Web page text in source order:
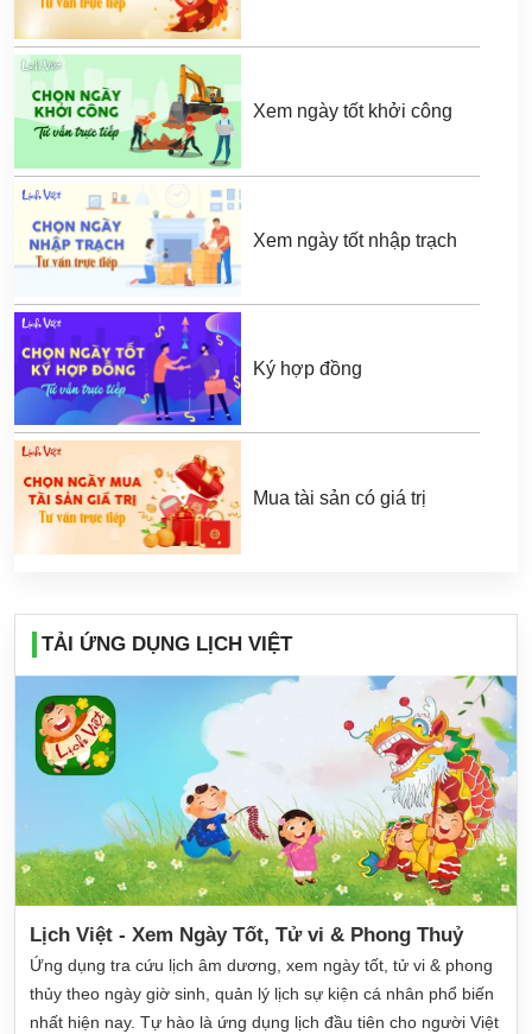
Xem ngày tốt khởi công
Xem ngày tốt nhập trạch
Ký hợp đồng
Mua tài sản có giá trị
TẢI ỨNG DỤNG LỊCH VIỆT
Lịch Việt - Xem Ngày Tốt, Tử vi & Phong Thuỷ
Ứng dụng tra cứu lịch âm dương, xem ngày tốt, tử vi & phong
thủy theo ngày giờ sinh, quản lý lịch sự kiện cá nhân phổ biến
nhất hiện nay. Tự hào là ứng dụng lịch đầu tiên cho người Việt